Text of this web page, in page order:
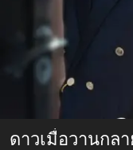
ดาวเมื่อวานกล